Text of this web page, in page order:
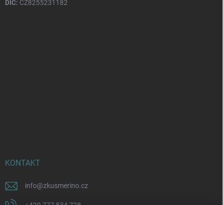
DIČ: CZ8255231182
KONTAKT
info@zkusmerino.cz